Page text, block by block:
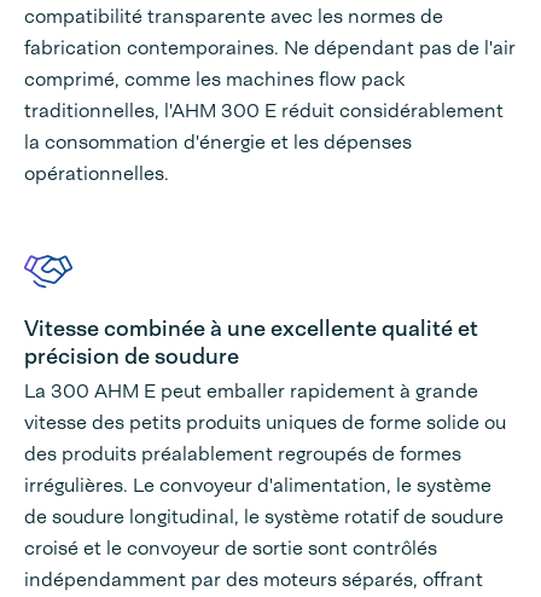
compatibilité transparente avec les normes de
fabrication contemporaines. Ne dépendant pas de l'air
comprimé, comme les machines flow pack
traditionnelles, l'AHM 300 E réduit considérablement
la consommation d'énergie et les dépenses
opérationnelles.
Vitesse combinée à une excellente qualité et
précision de soudure
La 300 AHM E peut emballer rapidement à grande
vitesse des petits produits uniques de forme solide ou
des produits préalablement regroupés de formes
irrégulières. Le convoyeur d'alimentation, le système
de soudure longitudinal, le système rotatif de soudure
croisé et le convoyeur de sortie sont contrôlés
indépendamment par des moteurs séparés, offrant